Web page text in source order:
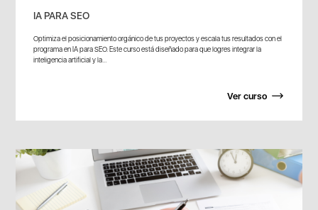
IA PARA SEO
Optimiza el posicionamiento orgánico de tus proyectos y escala tus resultados con el
programa en IA para SEO. Este curso está diseñado para que logres integrar la
inteligencia artificial y la...
Ver curso